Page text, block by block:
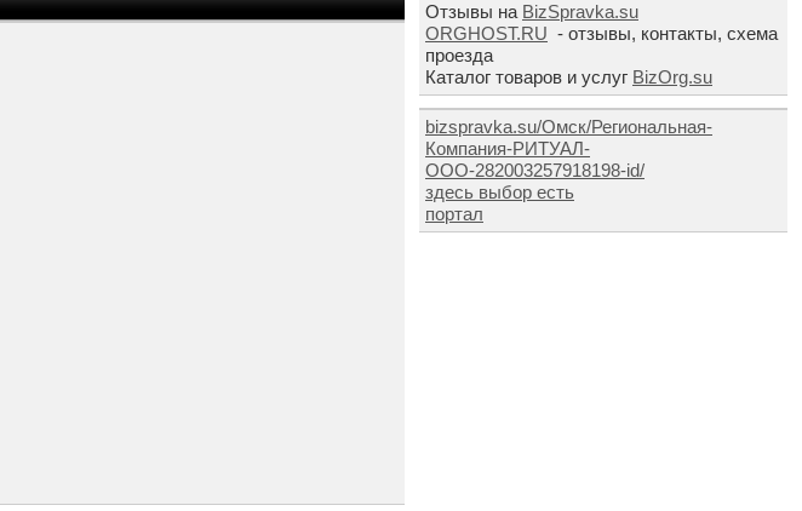
Отзывы на BizSpravka.su
ORGHOST.RU - отзывы, контакты, схема
проезда
Каталог товаров и услуг BizOrg.su
bizspravka.su/Омск/Региональная-
Компания-РИТУАЛ-
ООО-282003257918198-id/
здесь выбор есть
портал